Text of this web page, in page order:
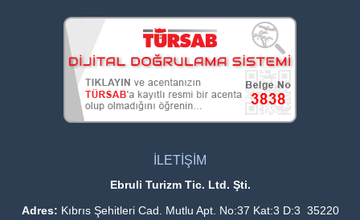
İLETİŞİM
Ebruli Turizm Tic. Ltd. Şti.
Adres: Kıbrıs Şehitleri Cad. Mutlu Apt. No:37 Kat:3 D:3 35220